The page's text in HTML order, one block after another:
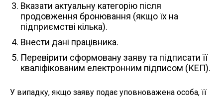
Вказати актуальну категорію після
продовження бронювання (якщо їх на
підприємстві кілька).
Внести дані працівника.
Перевірити сформовану заяву та підписати її
кваліфікованим електронним підписом (КЕП).
У випадку, якщо заяву подає уповноважена особа, її